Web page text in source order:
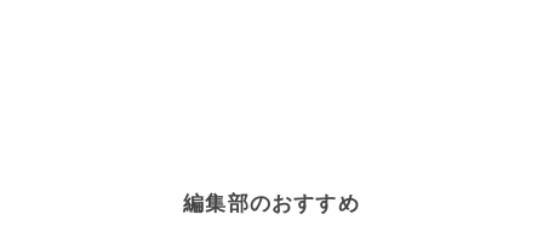
編集部のおすすめ